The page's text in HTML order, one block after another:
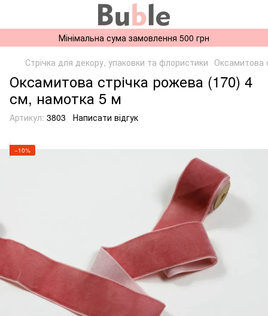
Мінімальна сума замовлення 500 грн
Стрічка для декору, упаковки та флористики Оксамитова
Оксамитова стрічка рожева (170) 4
см, намотка 5 м
Артикул: 3803 Написати відгук
−10%